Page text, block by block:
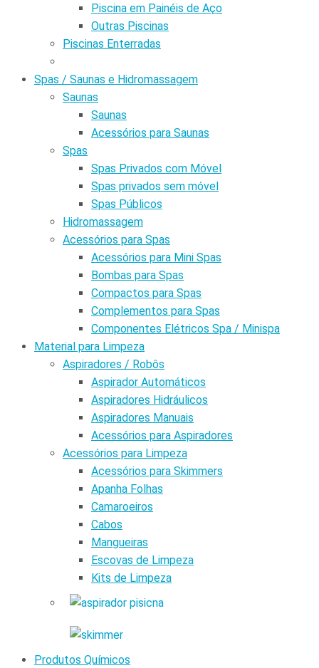
Piscina em Painéis de Aço
Outras Piscinas
Piscinas Enterradas
Spas / Saunas e Hidromassagem
Saunas
Saunas
Acessórios para Saunas
Spas
Spas Privados com Móvel
Spas privados sem móvel
Spas Públicos
Hidromassagem
Acessórios para Spas
Acessórios para Mini Spas
Bombas para Spas
Compactos para Spas
Complementos para Spas
Componentes Elétricos Spa / Minispa
Material para Limpeza
Aspiradores / Robôs
Aspirador Automáticos
Aspiradores Hidráulicos
Aspiradores Manuais
Acessórios para Aspiradores
Acessórios para Limpeza
Acessórios para Skimmers
Apanha Folhas
Camaroeiros
Cabos
Mangueiras
Escovas de Limpeza
Kits de Limpeza
Produtos Químicos